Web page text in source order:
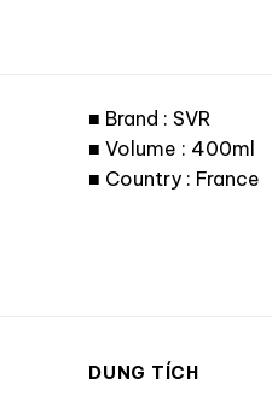
■ Brand : SVR
■ Volume : 400ml
■ Country : France
DUNG TÍCH